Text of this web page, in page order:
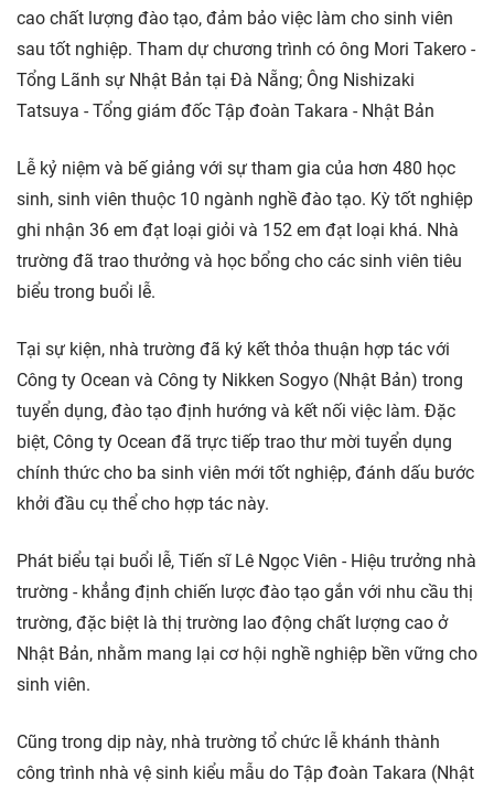
cao chất lượng đào tạo, đảm bảo việc làm cho sinh viên
sau tốt nghiệp. Tham dự chương trình có ông Mori Takero -
Tổng Lãnh sự Nhật Bản tại Đà Nẵng; Ông Nishizaki
Tatsuya - Tổng giám đốc Tập đoàn Takara - Nhật Bản
Lễ kỷ niệm và bế giảng với sự tham gia của hơn 480 học
sinh, sinh viên thuộc 10 ngành nghề đào tạo. Kỳ tốt nghiệp
ghi nhận 36 em đạt loại giỏi và 152 em đạt loại khá. Nhà
trường đã trao thưởng và học bổng cho các sinh viên tiêu
biểu trong buổi lễ.
Tại sự kiện, nhà trường đã ký kết thỏa thuận hợp tác với
Công ty Ocean và Công ty Nikken Sogyo (Nhật Bản) trong
tuyển dụng, đào tạo định hướng và kết nối việc làm. Đặc
biệt, Công ty Ocean đã trực tiếp trao thư mời tuyển dụng
chính thức cho ba sinh viên mới tốt nghiệp, đánh dấu bước
khởi đầu cụ thể cho hợp tác này.
Phát biểu tại buổi lễ, Tiến sĩ Lê Ngọc Viên - Hiệu trưởng nhà
trường - khẳng định chiến lược đào tạo gắn với nhu cầu thị
trường, đặc biệt là thị trường lao động chất lượng cao ở
Nhật Bản, nhằm mang lại cơ hội nghề nghiệp bền vững cho
sinh viên.
Cũng trong dịp này, nhà trường tổ chức lễ khánh thành
công trình nhà vệ sinh kiểu mẫu do Tập đoàn Takara (Nhật